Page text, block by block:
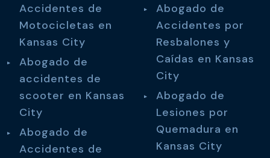
Accidentes de
Motocicletas en
Kansas City
Abogado de
accidentes de
scooter en Kansas
City
Abogado de
Accidentes de
Abogado de
Accidentes por
Resbalones y
Caídas en Kansas
City
Abogado de
Lesiones por
Quemadura en
Kansas City